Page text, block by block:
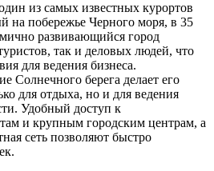
из самых известных курортов
на побережье Черного моря, в 35
развивающийся город
так и деловых людей, что
для ведения бизнеса.
Солнечного берега делает его
для отдыха, но и для ведения
Удобный доступ к
и крупным городским центрам, а
сеть позволяют быстро